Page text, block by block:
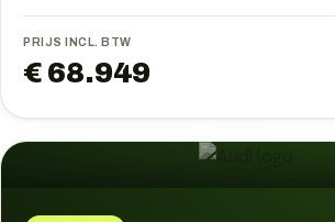
PRIJS INCL. BTW
€ 68.949